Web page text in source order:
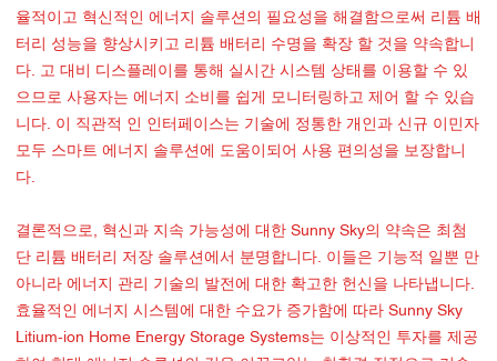
율적이고 혁신적인 에너지 솔루션의 필요성을 해결함으로써 리튬 배
터리 성능을 향상시키고 리튬 배터리 수명을 확장 할 것을 약속합니
다. 고 대비 디스플레이를 통해 실시간 시스템 상태를 이용할 수 있
으므로 사용자는 에너지 소비를 쉽게 모니터링하고 제어 할 수 있습
니다. 이 직관적 인 인터페이스는 기술에 정통한 개인과 신규 이민자
모두 스마트 에너지 솔루션에 도움이되어 사용 편의성을 보장합니
다.
결론적으로, 혁신과 지속 가능성에 대한 Sunny Sky의 약속은 최첨
단 리튬 배터리 저장 솔루션에서 분명합니다. 이들은 기능적 일뿐 만
아니라 에너지 관리 기술의 발전에 대한 확고한 헌신을 나타냅니다.
효율적인 에너지 시스템에 대한 수요가 증가함에 따라 Sunny Sky
Litium-ion Home Energy Storage Systems는 이상적인 투자를 제공